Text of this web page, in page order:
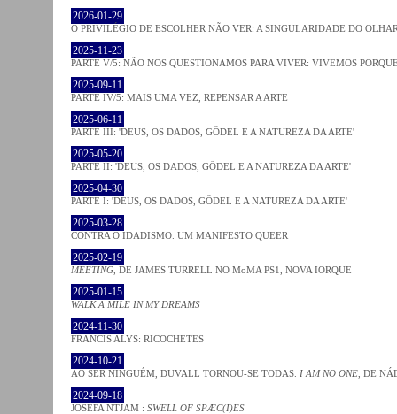
2026-01-29
O PRIVILÉGIO DE ESCOLHER NÃO VER: A SINGULARIDADE DO
2025-11-23
PARTE V/5: NÃO NOS QUESTIONAMOS PARA VIVER: VIVEMOS
2025-09-11
PARTE IV/5: MAIS UMA VEZ, REPENSAR A ARTE
2025-06-11
PARTE III: 'DEUS, OS DADOS, GÖDEL E A NATUREZA DA ARTE'
2025-05-20
PARTE II: 'DEUS, OS DADOS, GÖDEL E A NATUREZA DA ARTE'
2025-04-30
PARTE I: 'DEUS, OS DADOS, GÖDEL E A NATUREZA DA ARTE'
2025-03-28
CONTRA O IDADISMO. UM MANIFESTO QUEER
2025-02-19
MEETING , DE JAMES TURRELL NO MoMA PS1, NOVA IORQUE
2025-01-15
WALK A MILE IN MY DREAMS
2024-11-30
FRANCIS ALYS: RICOCHETES
2024-10-21
AO SER NINGUÉM, DUVALL TORNOU-SE TODAS. I AM NO ONE , DE
2024-09-18
JOSÈFA NTJAM : SWELL OF SPÆC(I)ES